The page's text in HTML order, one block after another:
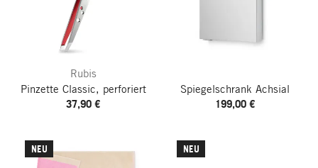
Rubis
Pinzette Classic, perforiert
37,90 €
Spiegelschrank Achsial
199,00 €
NEU NEU